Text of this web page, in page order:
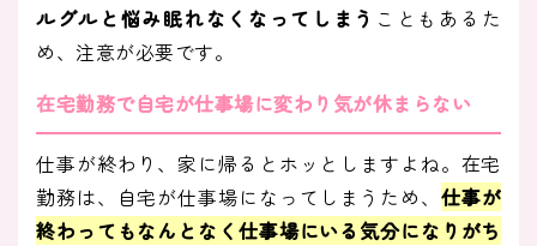
ルグルと悩み眠れなくなってしまう こともあるた
め、注意が必要です。
在宅勤務で自宅が仕事場に変わり気が休まらない
仕事が終わり、家に帰るとホッとしますよね。在宅
勤務は、自宅が仕事場になってしまうため、 仕事が
終わってもなんとなく仕事場にいる気分になりがち